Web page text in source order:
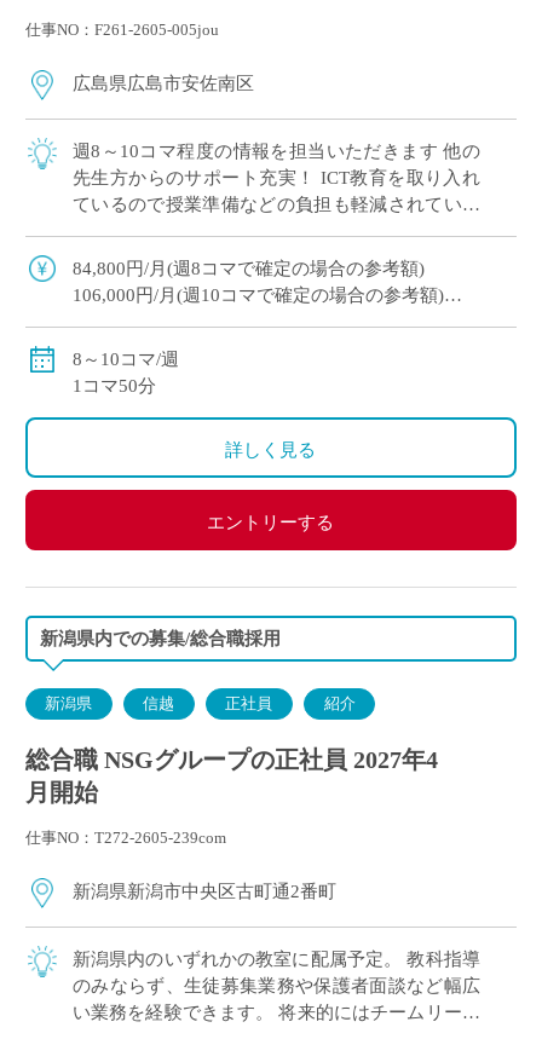
仕事NO：F261-2605-005jou
広島県広島市安佐南区
週8～10コマ程度の情報を担当いただきます 他の
先生方からのサポート充実！ ICT教育を取り入れ
ているので授業準備などの負担も軽減されていま
す♪ 自動車通勤もOK
84,800円/月(週8コマで確定の場合の参考額)
106,000円/月(週10コマで確定の場合の参考額)
交通費：上限30,000円/月
定期テスト作成手当
8～10コマ/週
1コマ50分
詳しく見る
エントリーする
新潟県内での募集/総合職採用
新潟県 信越 正社員 紹介
総合職 NSGグループの正社員 2027年4
月開始
仕事NO：T272-2605-239com
新潟県新潟市中央区古町通2番町
新潟県内のいずれかの教室に配属予定。 教科指導
のみならず、生徒募集業務や保護者面談など幅広
い業務を経験できます。 将来的にはチームリーダ